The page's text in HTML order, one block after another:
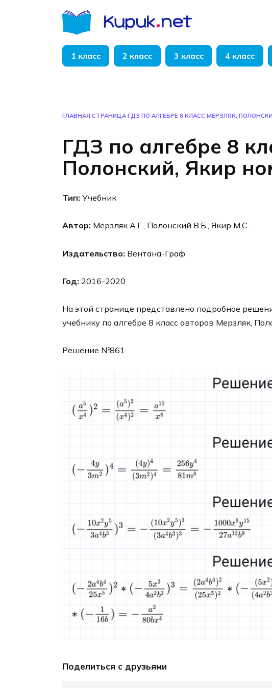
1 класс 2 класс 3 класс 4 класс
ГЛАВНАЯ СТРАНИЦА ГДЗ ПО АЛГЕБРЕ 8 КЛАСС МЕРЗЛЯК,
ГДЗ по алгебре 8
Полонский, Якир
Тип: Учебник
Автор: Мерзляк А.Г., Полонский В.Б., Якир М.С.
Издательство: Вентана-Граф
Год: 2016-2020
На этой странице представлено подробное
учебнику по алгебре 8 класс авторов Мерзляк,
Решение №861
Поделиться с друзьями